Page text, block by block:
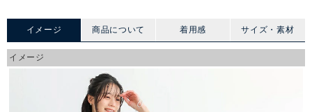
イメージ 商品について 着用感 サイズ・素材
イメージ